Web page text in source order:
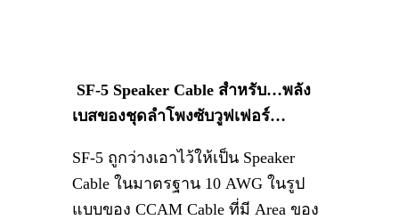
SF-5 Speaker Cable สำหรับ…พลัง
เบสของชุดลำโพงซับวูฟเฟอร์…
SF-5 ถูกว่างเอาไว้ให้เป็น Speaker
Cable ในมาตรฐาน 10 AWG ในรูป
แบบของ CCAM Cable ที่มี Area ของ